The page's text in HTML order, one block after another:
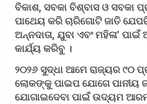
ବିକାଶ, ସବକା ବିଶ୍ବାସ ଓ ସବକା
ପାଥେୟ କରି ଚାରିଗୋଟି ଜାତି
ଅନ୍ନଦାତା, ଯୁବା ଏବଂ ମହିଳା’
କାର୍ଯ୍ୟ କରିବୁ ।
୨୦୨୬ ସୁଦ୍ଧା ଆମେ ରାଜ୍ୟର ୯୦
ଲୋକଙ୍କୁ ପାଇପ ଯୋଗେ ପାନୀୟ
ଯୋଗାଇଦେବା ପାଇଁ ଉଦ୍ୟମ